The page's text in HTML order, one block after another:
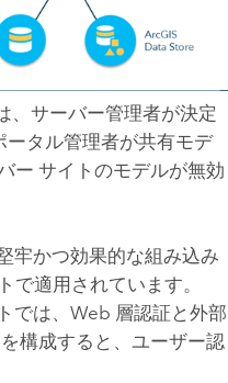
、サーバー管理者が決定
ータル管理者が共有モデ
ー サイトのモデルが無効
牢かつ効果的な組み込み
適用されています。
では、Web 層認証と外部
構成すると、ユーザー認